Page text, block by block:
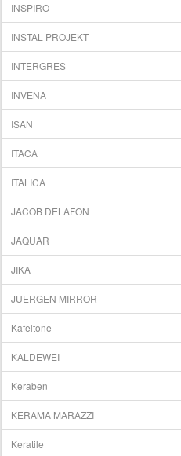
INSPIRO
INSTAL PROJEKT
INTERGRES
INVЕNA
ISAN
ITACA
ITALICA
JACOB DELAFON
JAQUAR
JIKA
JUERGEN MIRROR
Kafeltone
KALDEWEI
Keraben
KERAMA MARAZZI
Keratile